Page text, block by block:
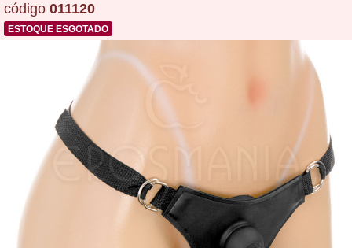
código 011120
ESTOQUE ESGOTADO